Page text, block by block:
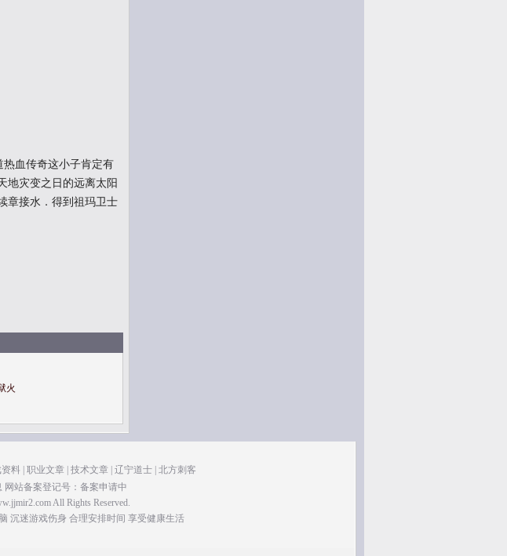
血传奇这小子肯定有
地灾变之日的远离太阳
章接水．得到祖玛卫士
火
料 职业文章 技术文章 辽宁道士 北方刺客
站备案登记号：备案申请中
All Rights Reserved.
沉迷游戏伤身 合理安排时间 享受健康生活